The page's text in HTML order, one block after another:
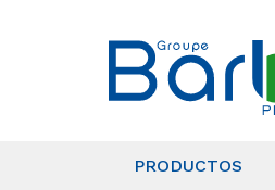
PRODUCTOS